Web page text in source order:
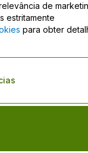
da Empresa
Choices
de
estritamente
para obter